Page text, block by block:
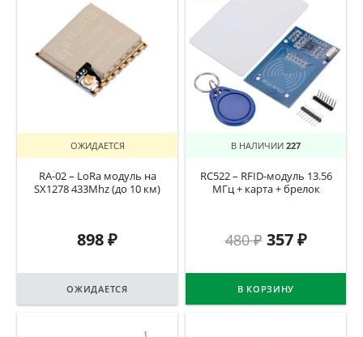
ОЖИДАЕТСЯ
RA-02 – LoRa модуль на
SX1278 433Mhz (до 10 км)
898₽
ОЖИДАЕТСЯ
В НАЛИЧИИ 227
RC522 – RFID-модуль 13.56
МГц + карта + брелок
480₽ 357₽
В КОРЗИНУ